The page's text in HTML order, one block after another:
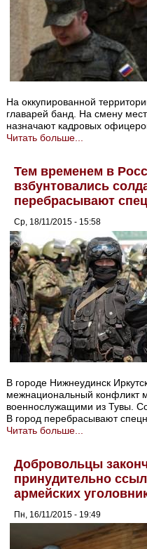
На оккупированной
главарей банд. На смену
назначают кадровых
Читать больше...
Тем временем в
взбунтовались
перебрасывают
Ср, 18/11/2015 - 15:58
В городе Нижнеудинск
межнациональный конфликт
военнослужащими из Тувы.
В город перебрасывают
Читать больше...
Добровольцы
принудительно
армейских
Пн, 16/11/2015 - 19:49